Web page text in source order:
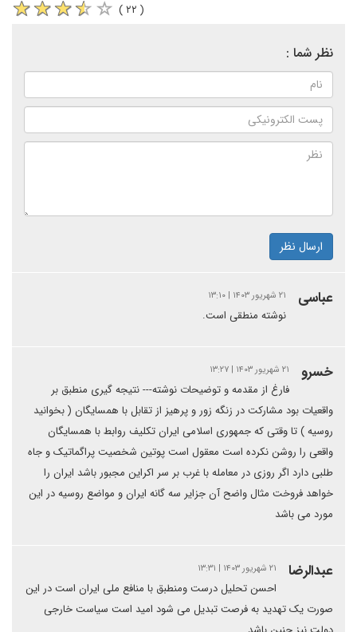
( ۲۲ )
نظر شما :
ارسال نظر
عباسی ۲۱ شهریور ۱۴۰۳ | ۱۳:۱۰
نوشته منطقی است.
خسرو ۲۱ شهریور ۱۴۰۳ | ۱۳:۲۷
فارغ از مقدمه و توضیحات نوشته--- نتیجه گیری منطبق بر
واقعیات بود مشارکت در زنگه زور و پرهیز از تقابل با همسایگان ( بخوانید
روسیه ) تا وقتی که جمهوری اسلامی ایران تکلیف روابط با همسایگان
واقعی را روشن نکرده است معقول است پوتین شخصیت پراگماتیک و جاه
طلبی دارد اگر روزی در معامله با غرب بر سر اکراین مجبور باشد ایران را
خواهد فروخت مثال واضح آن جزایر سه گانه ایران و مواضع روسیه در این
مورد می باشد
عبدالرضا ۲۱ شهریور ۱۴۰۳ | ۱۳:۳۱
احسن تحلیل درست ومنطبق با منافع ملی ایران است در این
صورت یک تهدید به فرصت تبدیل می شود امید است سیاست خارجی